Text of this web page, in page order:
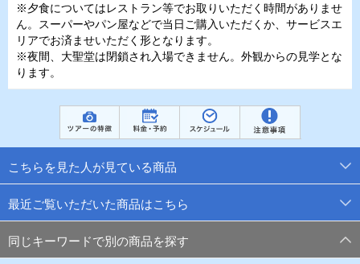
※夕食についてはレストラン等でお取りいただく時間がありませ
ん。スーパーやパン屋などで当日ご購入いただくか、サービスエ
リアでお済ませいただく形となります。
※夜間、大聖堂は閉鎖され入場できません。外観からの見学とな
ります。
こちらを見た人が見ている商品
最近ご覧いただいた商品はこちら
同じキーワードで別の商品を探す